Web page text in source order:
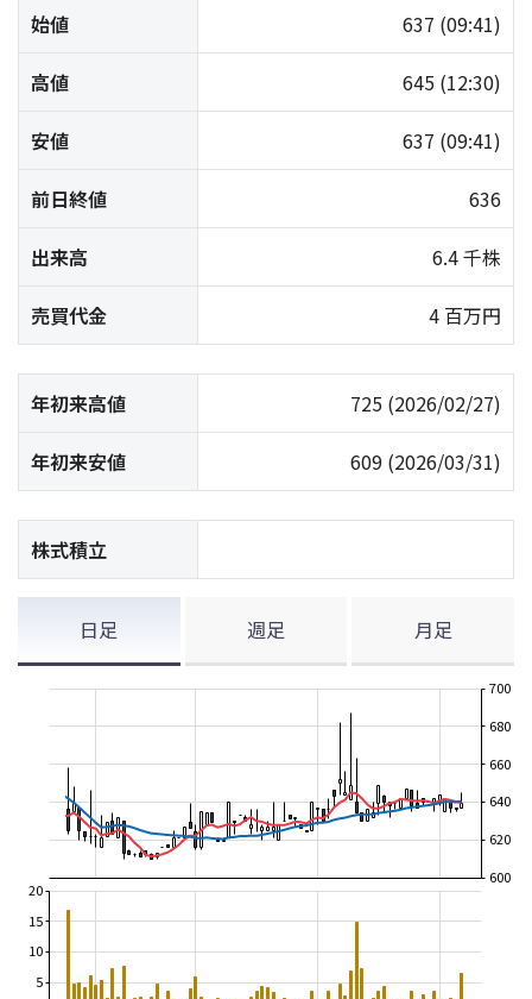
始値 637 (09:41)
高値 645 (12:30)
安値 637 (09:41)
前日終値 636
出来高 6.4 千株
売買代金 4 百万円
年初来高値 725 (2026/02/27)
年初来安値 609 (2026/03/31)
株式積立
日足 週足 月足
600
620
640
660
680
700
5
10
15
20